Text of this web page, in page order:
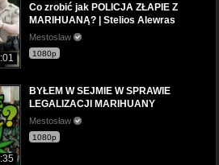
Co zrobić jak POLICJA ZŁAPIE Z
MARIHUANĄ? | Stelios Alewras
Mestoslaw
1080p
BYŁEM W SEJMIE W SPRAWIE
LEGALIZACJI MARIHUANY
Mestosław
1080p